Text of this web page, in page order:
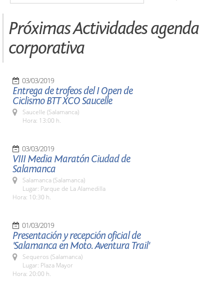
Próximas Actividades agenda
corporativa
03/03/2019
Entrega de trofeos del I Open de
Ciclismo BTT XCO Saucelle
Saucelle (Salamanca)
Hora: 13:00 h.
03/03/2019
VIII Media Maratón Ciudad de
Salamanca
Salamanca (Salamanca)
Lugar: Parque de La Alamedilla
Hora: 10:30 h.
01/03/2019
Presentación y recepción oficial de
'Salamanca en Moto. Aventura Trail'
Sequeros (Salamanca)
Lugar: Plaza Mayor
Hora: 20:00 h.